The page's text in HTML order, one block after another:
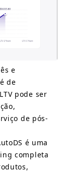
e
de
pode ser
de pós-
é uma
completa